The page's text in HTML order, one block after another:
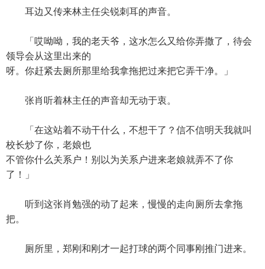
耳边又传来林主任尖锐刺耳的声音。
「哎呦呦，我的老天爷，这水怎么又给你弄撒了，待会
领导会从这里出来的
呀。你赶紧去厕所那里给我拿拖把过来把它弄干净。」
张肖听着林主任的声音却无动于衷。
「在这站着不动干什么，不想干了？信不信明天我就叫
校长炒了你，老娘也
不管你什么关系户！别以为关系户进来老娘就弄不了你
了！」
听到这张肖勉强的动了起来，慢慢的走向厕所去拿拖
把。
厕所里，郑刚和刚才一起打球的两个同事刚推门进来。